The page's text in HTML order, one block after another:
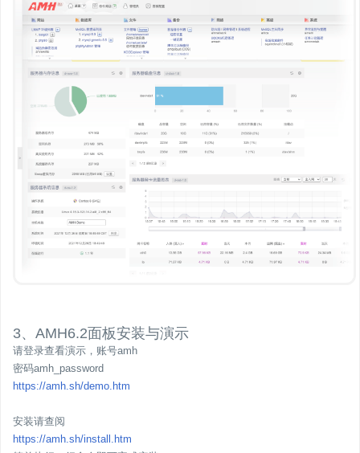
3、AMH6.2面板安装与演示
请登录查看演示，账号amh
密码amh_password
https://amh.sh/demo.htm
安装请查阅
https://amh.sh/install.htm